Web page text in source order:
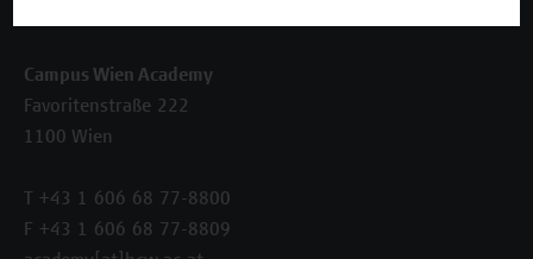
Campus Wien Academy
Favoritenstraße 222
1100 Wien
T +43 1 606 68 77-8800
F +43 1 606 68 77-8809